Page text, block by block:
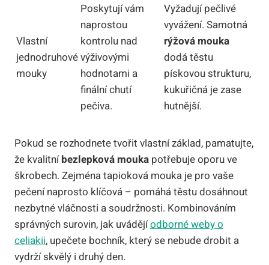
Vlastní
jednodruhové
mouky
Poskytují vám
naprostou
kontrolu nad
výživovými
hodnotami a
finální chutí
pečiva.
Vyžadují pečlivé
vyvážení. Samotná
rýžová mouka
dodá těstu
pískovou strukturu,
kukuřičná je zase
hutnější.
Pokud se rozhodnete tvořit vlastní základ, pamatujte,
že kvalitníbezlepková mouka potřebuje oporu ve
škrobech. Zejména tapioková mouka je pro vaše
pečení naprosto klíčová – pomáhá těstu dosáhnout
nezbytné vláčnosti a soudržnosti. Kombinováním
správných surovin, jak uvádějíodborné weby o
celiakii, upečete bochník, který se nebude drobit a
vydrží skvělý i druhý den.